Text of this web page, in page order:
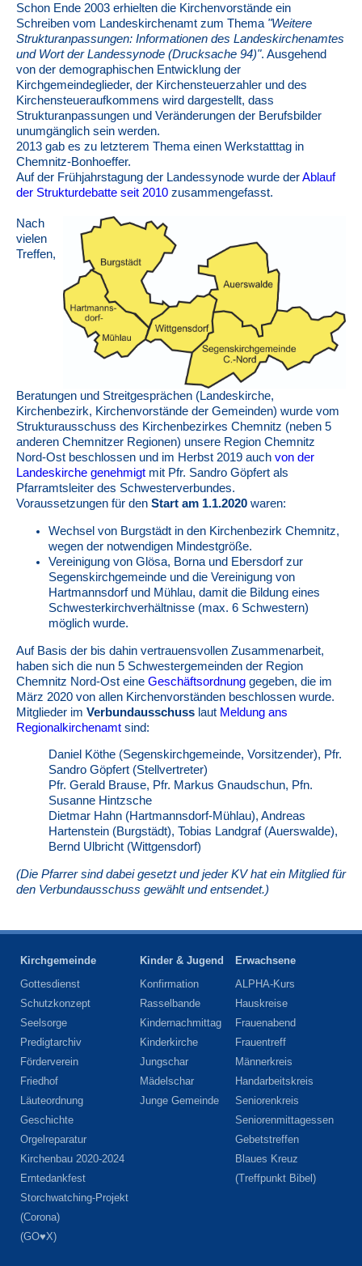
Schon Ende 2003 erhielten die Kirchenvorstände ein
Schreiben vom Landeskirchenamt zum Thema "Weitere
Strukturanpassungen: Informationen des Landeskirchenamtes
und Wort der Landessynode (Drucksache 94)". Ausgehend
von der demographischen Entwicklung der
Kirchgemeindeglieder, der Kirchensteuerzahler und des
Kirchensteueraufkommens wird dargestellt, dass
Strukturanpassungen und Veränderungen der Berufsbilder
unumgänglich sein werden.
2013 gab es zu letzterem Thema einen Werkstatttag in
Chemnitz-Bonhoeffer.
Auf der Frühjahrstagung der Landessynode wurde derAblauf
der Strukturdebatte seit 2010 zusammengefasst.
Nach
vielen
Treffen,
Beratungen und Streitgesprächen (Landeskirche,
Kirchenbezirk, Kirchenvorstände der Gemeinden) wurde vom
Strukturausschuss des Kirchenbezirkes Chemnitz (neben 5
anderen Chemnitzer Regionen) unsere Region Chemnitz
Nord-Ost beschlossen und im Herbst 2019 auch von der
Landeskirche genehmigt mit Pfr. Sandro Göpfert als
Pfarramtsleiter des Schwesterverbundes.
Voraussetzungen für den Start am 1.1.2020 waren:
Wechsel von Burgstädt in den Kirchenbezirk Chemnitz,
wegen der notwendigen Mindestgröße.
Vereinigung von Glösa, Borna und Ebersdorf zur
Segenskirchgemeinde und die Vereinigung von
Hartmannsdorf und Mühlau, damit die Bildung eines
Schwesterkirchverhältnisse (max. 6 Schwestern)
möglich wurde.
Auf Basis der bis dahin vertrauensvollen Zusammenarbeit,
haben sich die nun 5 Schwestergemeinden der Region
Chemnitz Nord-Ost eine Geschäftsordnung gegeben, die im
März 2020 von allen Kirchenvorständen beschlossen wurde.
Mitglieder im Verbundausschuss laut Meldung ans
Regionalkirchenamt sind:
Daniel Köthe (Segenskirchgemeinde, Vorsitzender), Pfr.
Sandro Göpfert (Stellvertreter)
Pfr. Gerald Brause, Pfr. Markus Gnaudschun, Pfn.
Susanne Hintzsche
Dietmar Hahn (Hartmannsdorf-Mühlau), Andreas
Hartenstein (Burgstädt), Tobias Landgraf (Auerswalde),
Bernd Ulbricht (Wittgensdorf)
(Die Pfarrer sind dabei gesetzt und jeder KV hat ein Mitglied für
den Verbundausschuss gewählt und entsendet.)
Kirchgemeinde
Gottesdienst
Schutzkonzept
Seelsorge
Predigtarchiv
Förderverein
Friedhof
Läuteordnung
Geschichte
Orgelreparatur
Kirchenbau 2020-2024
Erntedankfest
Storchwatching-Projekt
(Corona)
(GO♥X)
Kinder & Jugend
Konfirmation
Rasselbande
Kindernachmittag
Kinderkirche
Jungschar
Mädelschar
Junge Gemeinde
Erwachsene
ALPHA-Kurs
Hauskreise
Frauenabend
Frauentreff
Männerkreis
Handarbeitskreis
Seniorenkreis
Seniorenmittagessen
Gebetstreffen
Blaues Kreuz
(Treffpunkt Bibel)